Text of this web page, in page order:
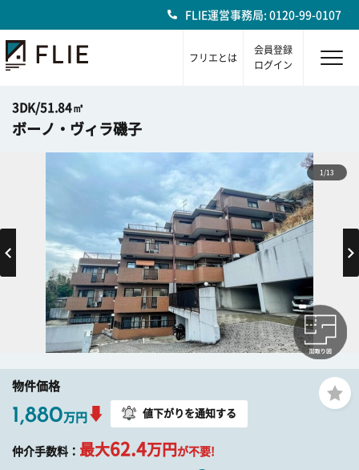
FLIE運営事務局: 0120-99-0107
フリエとは
会員登録
ログイン
3DK/51.84㎡
ボーノ・ヴィラ磯子
1/13
物件価格
1,880万円 値下がりを通知する
仲介手数料： 最大62.4万円 が不要!